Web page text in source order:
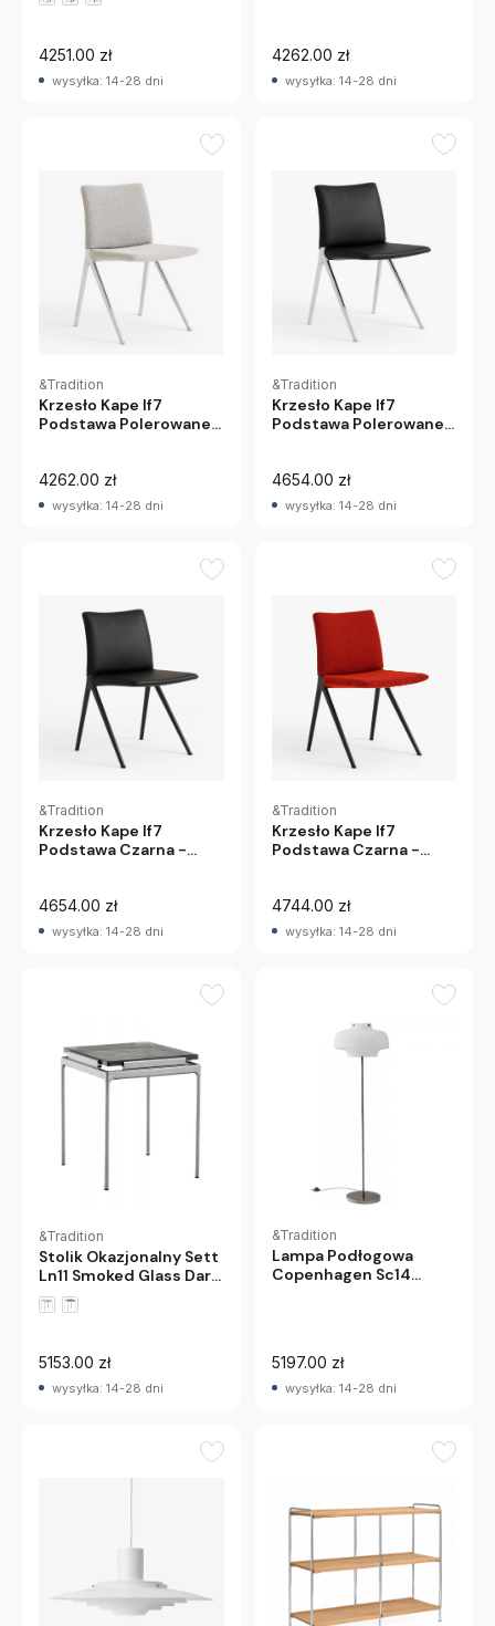
4251.00 zł
wysyłka: 14-28 dni
4262.00 zł
wysyłka: 14-28 dni
&Tradition
Krzesło Kape If7
Podstawa Polerowane
4262.00 zł
wysyłka: 14-28 dni
&Tradition
Krzesło Kape If7
Podstawa Polerowane
&Tradition
4654.00 zł
wysyłka: 14-28 dni
&Tradition
Krzesło Kape If7
Podstawa Czarna -
4654.00 zł
wysyłka: 14-28 dni
&Tradition
Krzesło Kape If7
Podstawa Czarna -
4744.00 zł
wysyłka: 14-28 dni
&Tradition
Stolik Okazjonalny Sett
Ln11 Smoked Glass Dark
Chrome Andtradition
5153.00 zł
wysyłka: 14-28 dni
&Tradition
Lampa Podłogowa
Copenhagen Sc14
5197.00 zł
wysyłka: 14-28 dni